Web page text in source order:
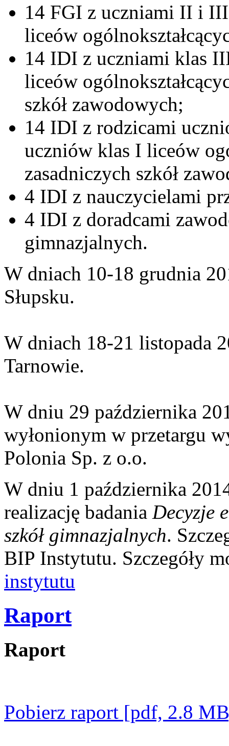
14 FGI z uczniami II i
liceów
14 IDI z uczniami klas
liceów
szkół zawodowych;
14 IDI z rodzicami
uczniów klas I liceów
zasadniczych szkół
4 IDI z nauczycielami
4 IDI z doradcami
gimnazjalnych.
W dniach 10-18 grudnia
Słupsku.
W dniach 18-21 listopada
Tarnowie.
W dniu 29 października
wyłonionym w przetargu
Polonia Sp. z o.o.
W dniu 1 października
realizację badania Decyzje
szkół gimnazjalnych.
BIP Instytutu. Szczegóły
instytutu
Raport
Raport
Pobierz raport [pdf, 2.8